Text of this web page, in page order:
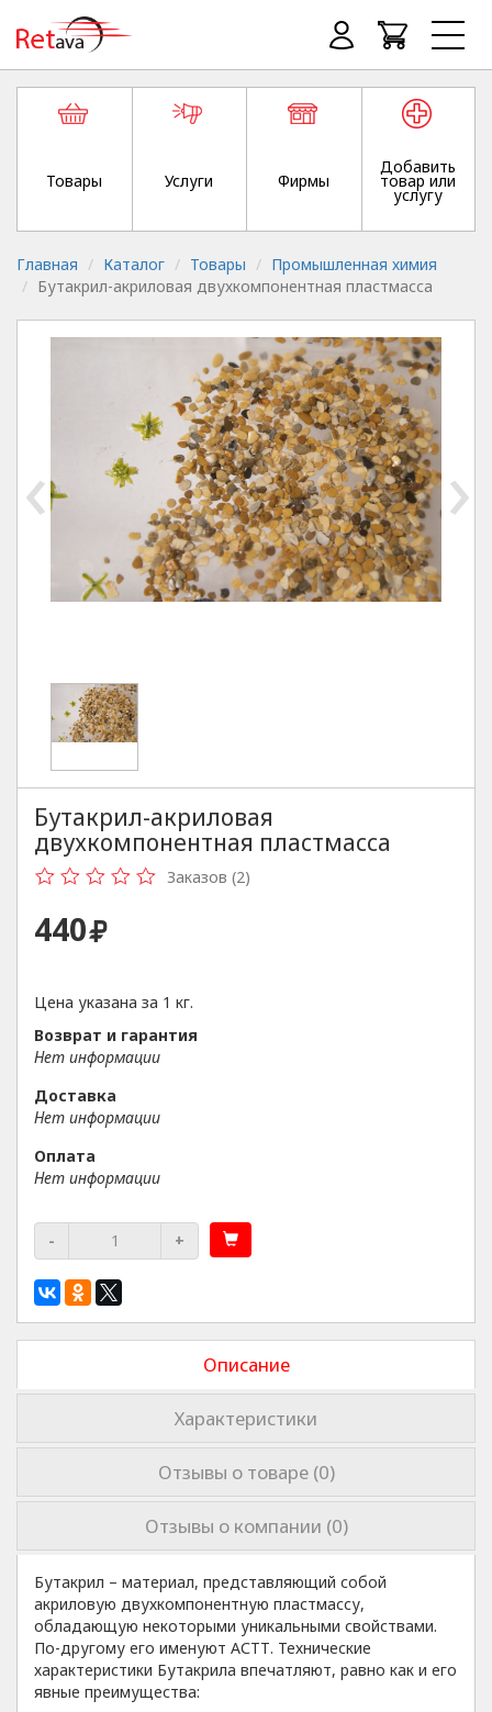
Товары Услуги Фирмы
Добавить
товар или
услугу
Главная Каталог Товары
Промышленная химия
Бутакрил-акриловая двухкомпонентная пластмасса
‹ ›
Бутакрил-акриловая
двухкомпонентная пластмасса
Заказов (2)
440
Цена указана за 1 кг.
Возврат и гарантия
Нет информации
Доставка
Нет информации
Оплата
Нет информации
- +
Описание
Характеристики
Отзывы о товаре (0)
Отзывы о компании (0)
Бутакрил – материал, представляющий собой
акриловую двухкомпонентную пластмассу,
обладающую некоторыми уникальными свойствами.
По-другому его именуют АСТТ. Технические
характеристики Бутакрила впечатляют, равно как и его
явные преимущества: